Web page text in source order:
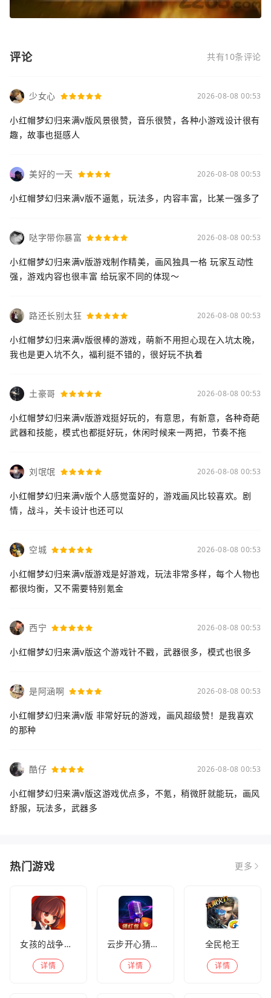
评论 共有10条评论
少女心 2026-08-08 00:53
小红帽梦幻归来满v版风景很赞，音乐很赞，各种小游戏设计很有
趣，故事也挺感人
美好的一天 2026-08-08 00:53
小红帽梦幻归来满v版不逼氪，玩法多，内容丰富，比某一强多了
哒字带你暴富 2026-08-08 00:53
小红帽梦幻归来满v版游戏制作精美，画风独具一格 玩家互动性
强，游戏内容也很丰富 给玩家不同的体现～
路还长别太狂 2026-08-08 00:53
小红帽梦幻归来满v版很棒的游戏，萌新不用担心现在入坑太晚，
我也是更入坑不久，福利挺不错的，很好玩不执着
土豪哥 2026-08-08 00:53
小红帽梦幻归来满v版游戏挺好玩的，有意思，有新意，各种奇葩
武器和技能，模式也都挺好玩，休闲时候来一两把，节奏不拖
刘氓氓 2026-08-08 00:53
小红帽梦幻归来满v版个人感觉蛮好的，游戏画风比较喜欢。剧
情，战斗，关卡设计也还可以
空城 2026-08-08 00:53
小红帽梦幻归来满v版游戏是好游戏，玩法非常多样，每个人物也
都很均衡，又不需要特别氪金
西宁 2026-08-08 00:53
小红帽梦幻归来满v版这个游戏针不戳，武器很多，模式也很多
是阿涵啊 2026-08-08 00:53
小红帽梦幻归来满v版 非常好玩的游戏，画风超级赞！是我喜欢
的那种
酷仔 2026-08-08 00:53
小红帽梦幻归来满v版这游戏优点多，不氪，稍微肝就能玩，画风
舒服，玩法多，武器多
热门游戏 更多
女孩的战争手机版(暂未上线)
详情
云步开心猜歌名
详情
全民枪王
详情